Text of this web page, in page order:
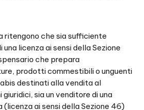
che sia sufficiente
una licenza ai sensi della Sezione
che prepara
prodotti commestibili o unguenti
destinati alla vendita al
sia un venditore di una
ai sensi della Sezione 46)